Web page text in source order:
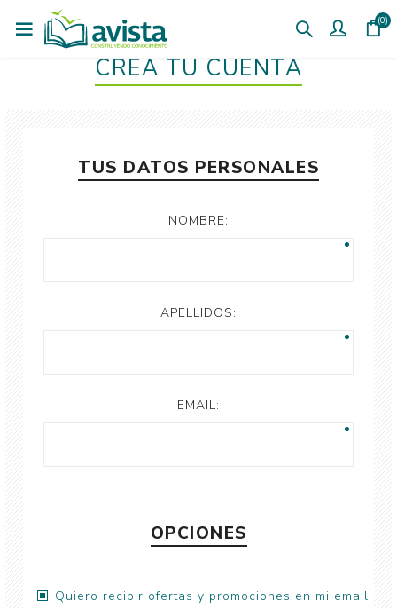
(0)
CREÁ TU CUENTA
TUS DATOS PERSONALES
NOMBRE:
APELLIDOS:
EMAIL:
OPCIONES
Quiero recibir ofertas y promociones en mi email